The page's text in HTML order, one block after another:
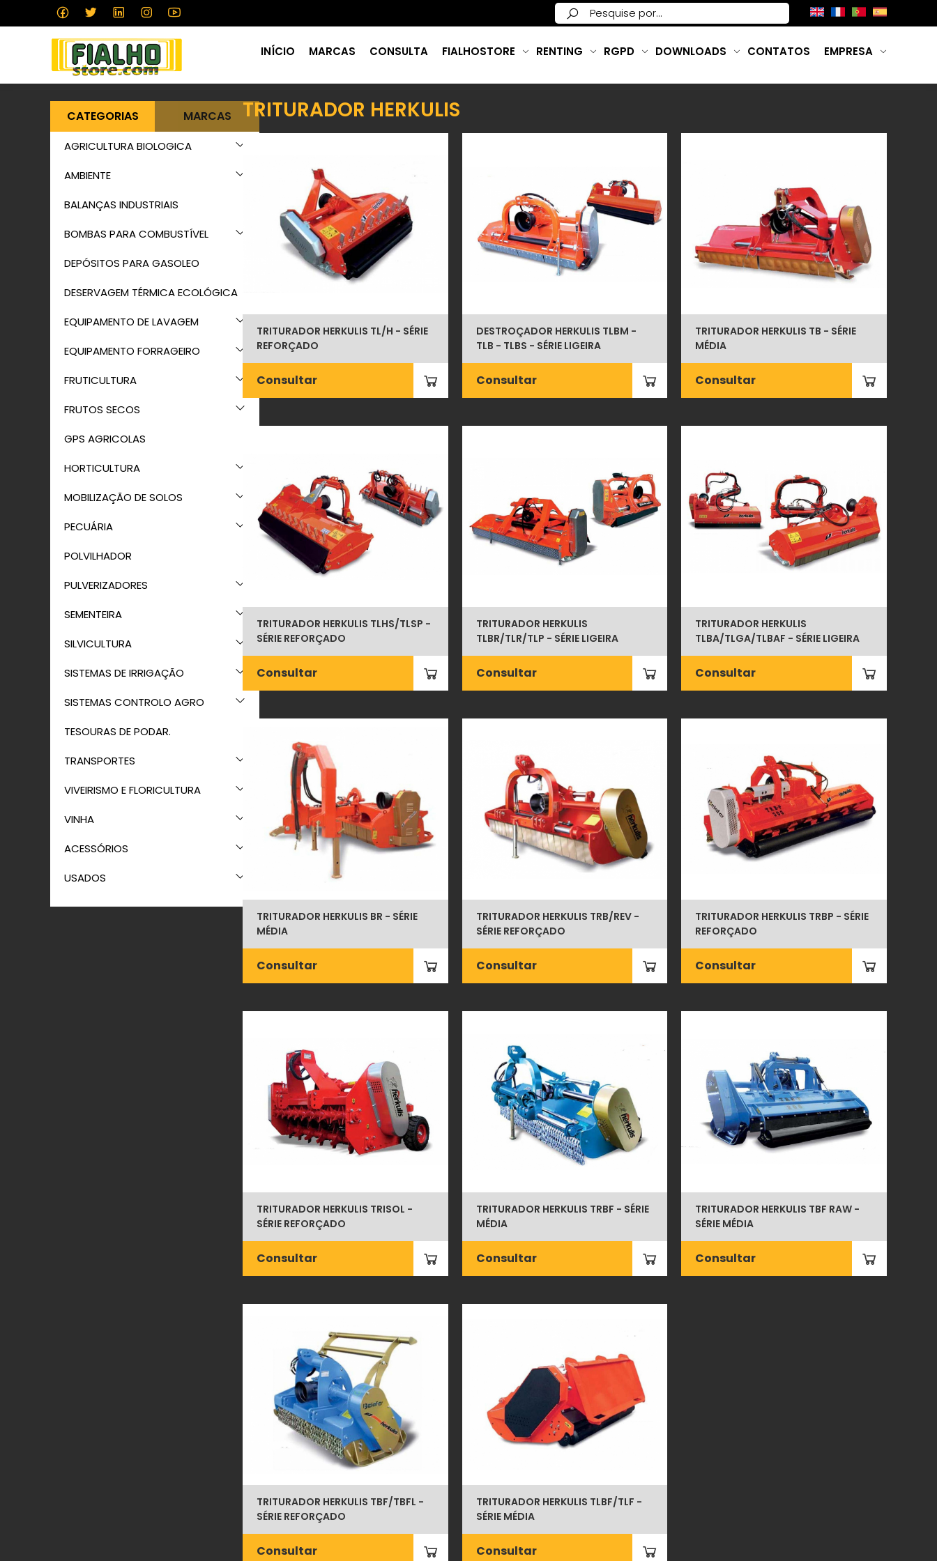
INÍCIO MARCAS CONSULTA FIALHOSTORE RENTING RGPD DOWNLOADS CONTATOS EMPRESA
CATEGORIAS MARCAS
AGRICULTURA BIOLOGICA
AMBIENTE
BALANÇAS INDUSTRIAIS
BOMBAS PARA COMBUSTÍVEL
DEPÓSITOS PARA GASOLEO
DESERVAGEM TÉRMICA ECOLÓGICA
EQUIPAMENTO DE LAVAGEM
EQUIPAMENTO FORRAGEIRO
FRUTICULTURA
FRUTOS SECOS
GPS AGRICOLAS
HORTICULTURA
MOBILIZAÇÃO DE SOLOS
PECUÁRIA
POLVILHADOR
PULVERIZADORES
SEMENTEIRA
SILVICULTURA
SISTEMAS DE IRRIGAÇÃO
SISTEMAS CONTROLO AGRO
TESOURAS DE PODAR.
TRANSPORTES
VIVEIRISMO E FLORICULTURA
VINHA
ACESSÓRIOS
USADOS
TRITURADOR HERKULIS
TRITURADOR HERKULIS TL/H - SÉRIE
REFORÇADO
Consultar
DESTROÇADOR HERKULIS TLBM -
TLB - TLBS - SÉRIE LIGEIRA
Consultar
TRITURADOR HERKULIS TB - SÉRIE
MÉDIA
Consultar
TRITURADOR HERKULIS TLHS/TLSP -
SÉRIE REFORÇADO
Consultar
TRITURADOR HERKULIS
TLBR/TLR/TLP - SÉRIE LIGEIRA
Consultar
TRITURADOR HERKULIS
TLBA/TLGA/TLBAF - SÉRIE LIGEIRA
Consultar
TRITURADOR HERKULIS BR - SÉRIE
MÉDIA
Consultar
TRITURADOR HERKULIS TRB/REV -
SÉRIE REFORÇADO
Consultar
TRITURADOR HERKULIS TRBP - SÉRIE
REFORÇADO
Consultar
TRITURADOR HERKULIS TRISOL -
SÉRIE REFORÇADO
Consultar
TRITURADOR HERKULIS TRBF - SÉRIE
MÉDIA
Consultar
TRITURADOR HERKULIS TBF RAW -
SÉRIE MÉDIA
Consultar
TRITURADOR HERKULIS TBF/TBFL -
SÉRIE REFORÇADO
Consultar
TRITURADOR HERKULIS TLBF/TLF -
SÉRIE MÉDIA
Consultar